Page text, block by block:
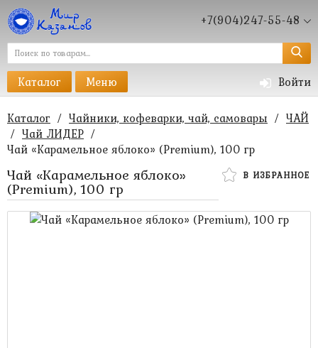
+7(904)247-55-48
Каталог Меню Войти
Каталог / Чайники, кофеварки, чай, самовары / ЧАЙ
/ Чай ЛИДЕР /
Чай «Карамельное яблоко» (Premium), 100 гр
В ИЗБРАННОЕ
Чай «Карамельное яблоко»
(Premium), 100 гр